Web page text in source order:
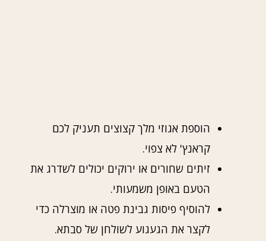
הוספת אגוזי מלך קצוצים תעניק לכם
קראנץ' לא צפוי.
זיתים שחורים או ירוקים יכולים לשדרג את
הטעם באופן משמעותי.
להוסיף פיסות גבינת פטה או מוצרלה כדי
לקצר את הגעגוע לשולחן של סבתא.